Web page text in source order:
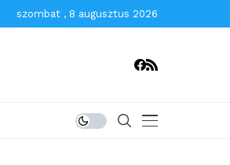
szombat , 8 augusztus 2026